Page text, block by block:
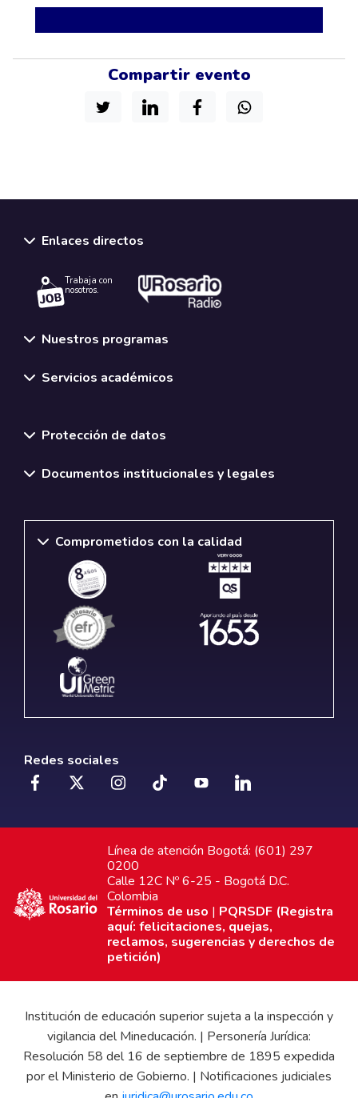
Compartir evento
Enlaces directos
Trabaja con
nosotros.
Nuestros programas
Servicios académicos
Protección de datos
Documentos institucionales y legales
Comprometidos con la calidad
Redes sociales
Línea de atención Bogotá: (601) 297
0200
Calle 12C Nº 6-25 - Bogotá D.C.
Colombia
Términos de uso | PQRSDF (Registra
aquí: felicitaciones, quejas,
reclamos, sugerencias y derechos de
petición)
Institución de educación superior sujeta a la inspección y
vigilancia del Mineducación. | Personería Jurídica:
Resolución 58 del 16 de septiembre de 1895 expedida
por el Ministerio de Gobierno. | Notificaciones judiciales